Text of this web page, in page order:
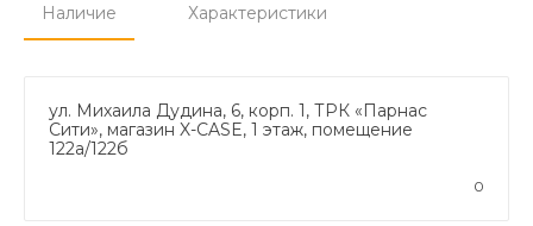
Наличие Характеристики
ул. Михаила Дудина, 6, корп. 1, ТРК «Парнас
Сити», магазин X-CASE, 1 этаж, помещение
122а/122б
0